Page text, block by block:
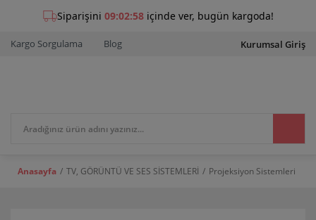
Kargo Sorgulama Blog Kurumsal Giriş
Anasayfa TV, GÖRÜNTÜ VE SES SİSTEMLERİ Projeksiyon Sistemleri